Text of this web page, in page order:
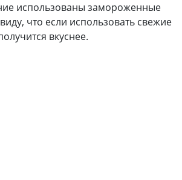
использованы замороженные
что если использовать свежие
вкуснее.